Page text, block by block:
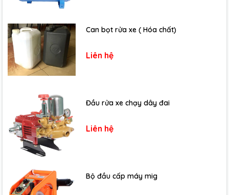
Can bọt rửa xe ( Hóa chất)
Liên hệ
Đầu rửa xe chạy dây đai
Liên hệ
Bộ đầu cấp máy mig